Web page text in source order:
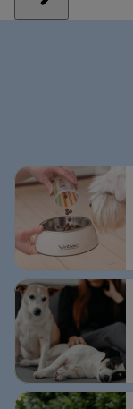
Veterinary HPM: Välj
10 tecken på
Så hjälper tuggben